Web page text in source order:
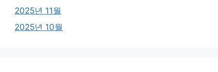
2025년 11월
2025년 10월